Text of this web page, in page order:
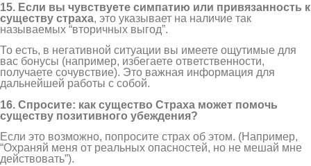
15. Если вы чувствуете симпатию или привязанность к
существу страха, это указывает на наличие так
называемых “вторичных выгод”.
То есть, в негативной ситуации вы имеете ощутимые для
вас бонусы (например, избегаете ответственности,
получаете сочувствие). Это важная информация для
дальнейшей работы с собой.
16. Спросите: как существо Страха может помочь
существу позитивного убеждения?
Если это возможно, попросите страх об этом. (Например,
“Охраняй меня от реальных опасностей, но не мешай мне
действовать”).